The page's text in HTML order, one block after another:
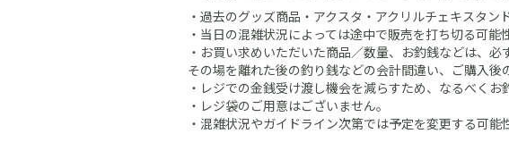
・過去のグッズ商品・アクスタ・アクリルチェキスタン
・当日の混雑状況によっては途中で販売を打ち切る可能
・お買い求めいただいた商品／数量、お釣銭などは、必
その場を離れた後の釣り銭などの会計間違い、ご購入
・レジでの金銭受け渡し機会を減らすため、なるべく
・レジ袋のご用意はございません。
・混雑状況やガイドライン次第では予定を変更する可能